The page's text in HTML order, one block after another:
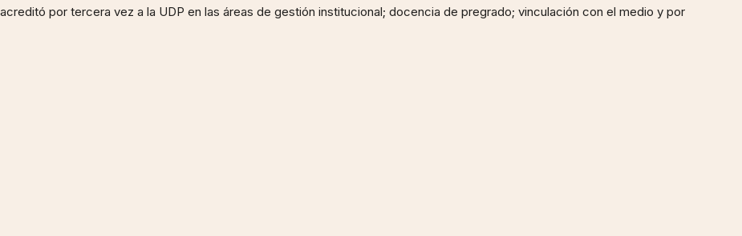
por tercera vez a la UDP en las áreas de gestión institucional; docencia de pregrado; vinculación con el medio y por